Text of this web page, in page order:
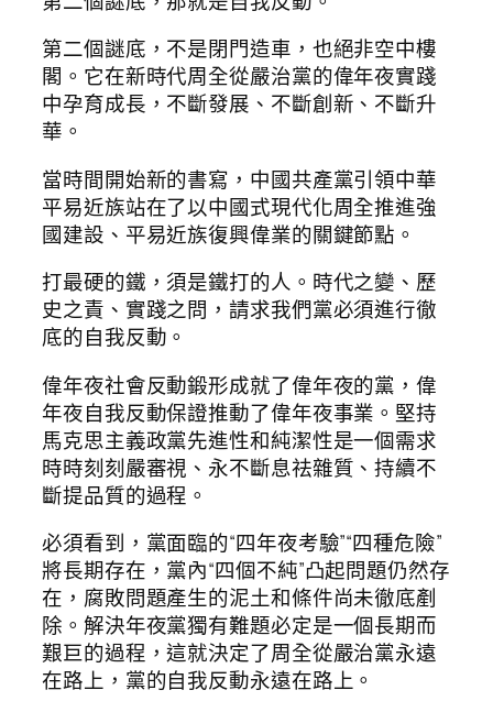
第二個謎底，不是閉門造車，也絕非空中樓
閣。它在新時代周全從嚴治黨的偉年夜實踐
中孕育成長，不斷發展、不斷創新、不斷升
華。
當時間開始新的書寫，中國共產黨引領中華
平易近族站在了以中國式現代化周全推進強
國建設、平易近族復興偉業的關鍵節點。
打最硬的鐵，須是鐵打的人。時代之變、歷
史之責、實踐之問，請求我們黨必須進行徹
底的自我反動。
偉年夜社會反動鍛形成就了偉年夜的黨，偉
年夜自我反動保證推動了偉年夜事業。堅持
馬克思主義政黨先進性和純潔性是一個需求
時時刻刻嚴審視、永不斷息祛雜質、持續不
斷提品質的過程。
必須看到，黨面臨的“四年夜考驗”“四種危險”
將長期存在，黨內“四個不純”凸起問題仍然存
在，腐敗問題產生的泥土和條件尚未徹底剷
除。解決年夜黨獨有難題必定是一個長期而
艱巨的過程，這就決定了周全從嚴治黨永遠
在路上，黨的自我反動永遠在路上。